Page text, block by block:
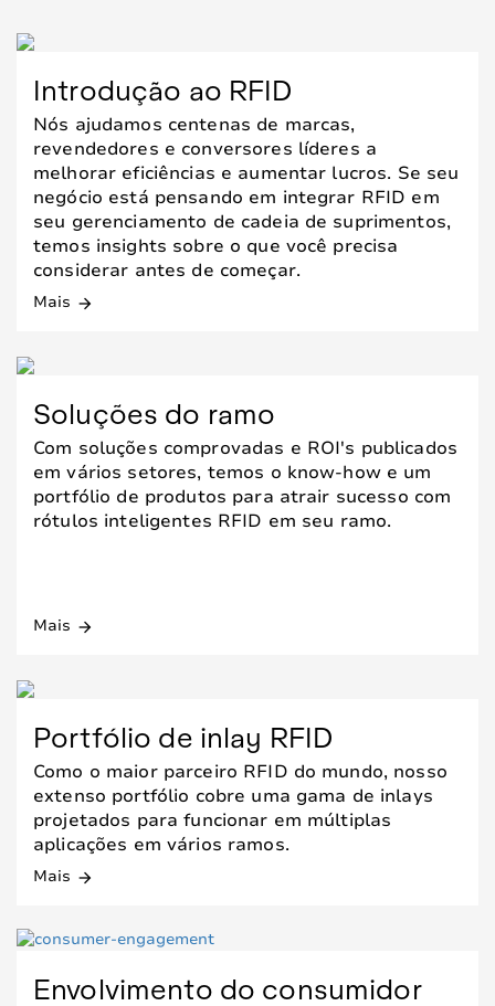
Introdução ao RFID
Nós ajudamos centenas de marcas,
revendedores e conversores líderes a
melhorar eficiências e aumentar lucros. Se seu
negócio está pensando em integrar RFID em
seu gerenciamento de cadeia de suprimentos,
temos insights sobre o que você precisa
considerar antes de começar.
Mais arrow_forward
Soluções do ramo
Com soluções comprovadas e ROI's publicados
em vários setores, temos o know-how e um
portfólio de produtos para atrair sucesso com
rótulos inteligentes RFID em seu ramo.
Mais arrow_forward
Portfólio de inlay RFID
Como o maior parceiro RFID do mundo, nosso
extenso portfólio cobre uma gama de inlays
projetados para funcionar em múltiplas
aplicações em vários ramos.
Mais arrow_forward
Envolvimento do consumidor